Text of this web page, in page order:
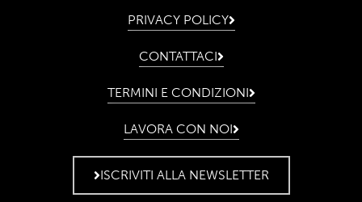
PRIVACY POLICY
CONTATTACI
TERMINI E CONDIZIONI
LAVORA CON NOI
ISCRIVITI ALLA NEWSLETTER